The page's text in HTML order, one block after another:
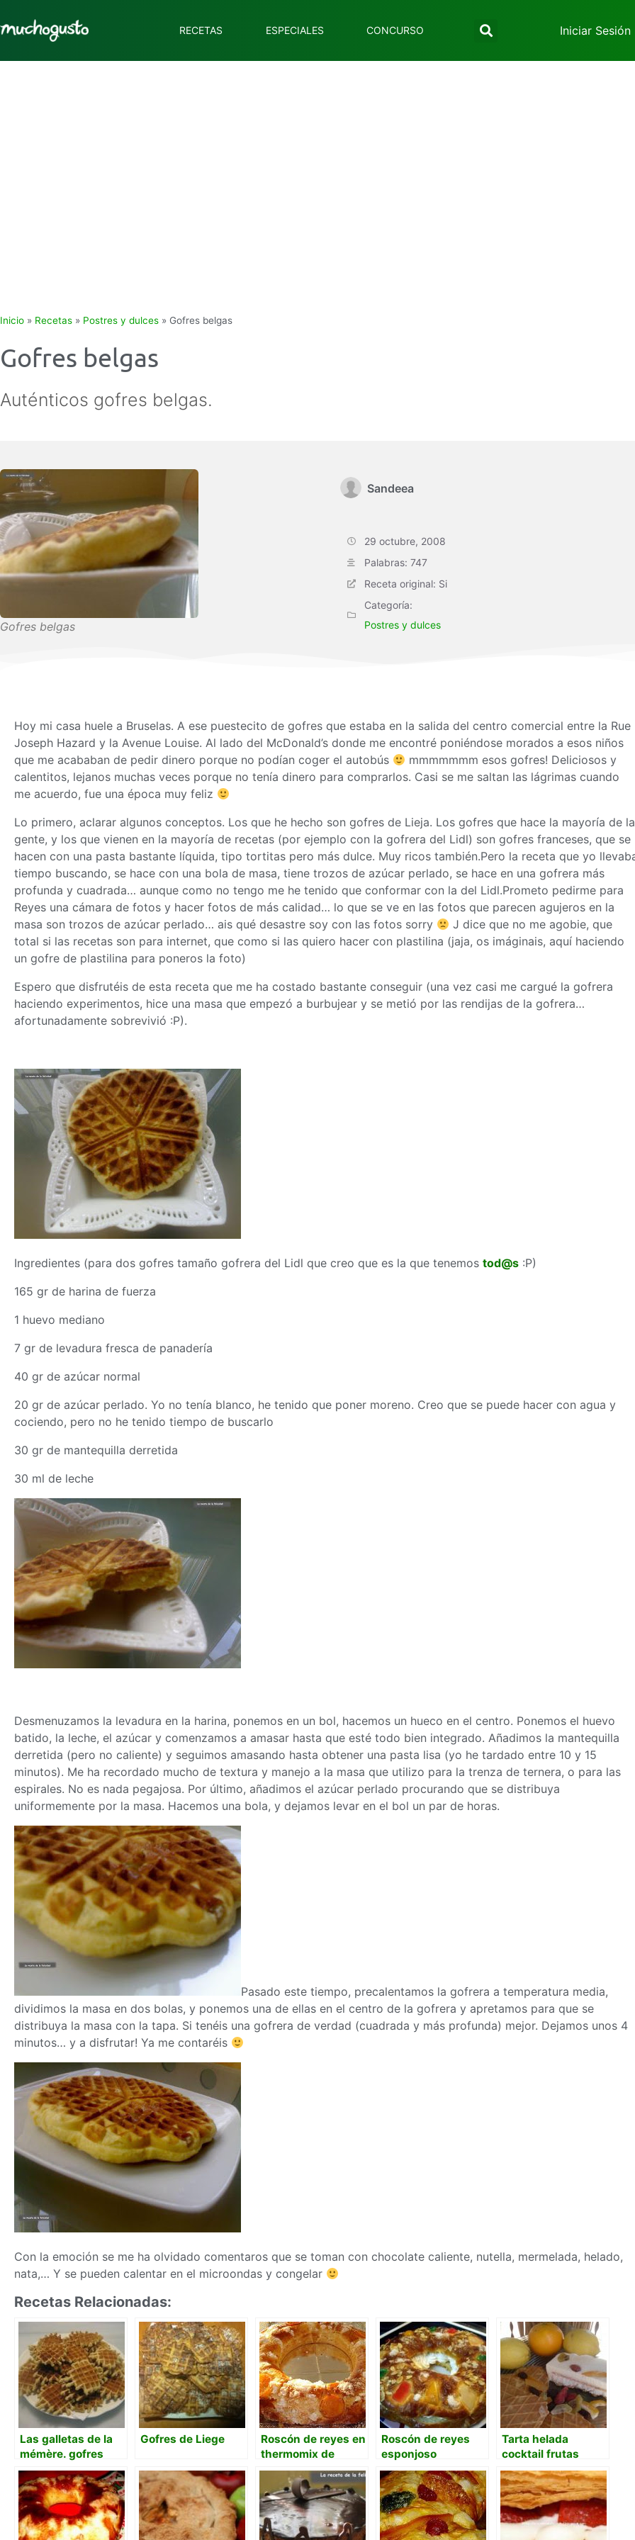
RECETAS ESPECIALES CONCURSO Iniciar Sesión
Inicio » Recetas » Postres y dulces » Gofres belgas
Gofres belgas
Auténticos gofres belgas.
Gofres belgas
Sandeea
29 octubre, 2008
Palabras: 747
Receta original: Si
Categoría:
Postres y dulces
Hoy mi casa huele a Bruselas. A ese puestecito de gofres que estaba en la salida del centro comercial entre la Rue
Joseph Hazard y la Avenue Louise. Al lado del McDonald’s donde me encontré poniéndose morados a esos niños
que me acababan de pedir dinero porque no podían coger el autobús
mmmmmmm esos gofres! Deliciosos y
calentitos, lejanos muchas veces porque no tenía dinero para comprarlos. Casi se me saltan las lágrimas cuando
me acuerdo, fue una época muy feliz
Lo primero, aclarar algunos conceptos. Los que he hecho son gofres de Lieja. Los gofres que hace la mayoría de la
gente, y los que vienen en la mayoría de recetas (por ejemplo con la gofrera del Lidl) son gofres franceses, que se
hacen con una pasta bastante líquida, tipo tortitas pero más dulce. Muy ricos también.Pero la receta que yo
tiempo buscando, se hace con una bola de masa, tiene trozos de azúcar perlado, se hace en una gofrera más
profunda y cuadrada… aunque como no tengo me he tenido que conformar con la del Lidl.Prometo pedirme para
Reyes una cámara de fotos y hacer fotos de más calidad… lo que se ve en las fotos que parecen agujeros en la
masa son trozos de azúcar perlado… ais qué desastre soy con las fotos sorry
J dice que no me agobie, que
total si las recetas son para internet, que como si las quiero hacer con plastilina (jaja, os imáginais, aquí haciendo
un gofre de plastilina para poneros la foto)
Espero que disfrutéis de esta receta que me ha costado bastante conseguir (una vez casi me cargué la gofrera
haciendo experimentos, hice una masa que empezó a burbujear y se metió por las rendijas de la gofrera…
afortunadamente sobrevivió :P).
Ingredientes (para dos gofres tamaño gofrera del Lidl que creo que es la que tenemos tod@s :P)
165 gr de harina de fuerza
1 huevo mediano
7 gr de levadura fresca de panadería
40 gr de azúcar normal
20 gr de azúcar perlado. Yo no tenía blanco, he tenido que poner moreno. Creo que se puede hacer con agua y
cociendo, pero no he tenido tiempo de buscarlo
30 gr de mantequilla derretida
30 ml de leche
Desmenuzamos la levadura en la harina, ponemos en un bol, hacemos un hueco en el centro. Ponemos el huevo
batido, la leche, el azúcar y comenzamos a amasar hasta que esté todo bien integrado. Añadimos la mantequilla
derretida (pero no caliente) y seguimos amasando hasta obtener una pasta lisa (yo he tardado entre 10 y 15
minutos). Me ha recordado mucho de textura y manejo a la masa que utilizo para la trenza de ternera, o para las
espirales. No es nada pegajosa. Por último, añadimos el azúcar perlado procurando que se distribuya
uniformemente por la masa. Hacemos una bola, y dejamos levar en el bol un par de horas.
Pasado este tiempo, precalentamos la gofrera a temperatura media,
dividimos la masa en dos bolas, y ponemos una de ellas en el centro de la gofrera y apretamos para que se
distribuya la masa con la tapa. Si tenéis una gofrera de verdad (cuadrada y más profunda) mejor. Dejamos unos 4
minutos… y a disfrutar! Ya me contaréis
Con la emoción se me ha olvidado comentaros que se toman con chocolate caliente, nutella, mermelada, helado,
nata,… Y se pueden calentar en el microondas y congelar
Recetas Relacionadas:
Las galletas de la
mémère. gofres
Gofres de Liege
Roscón de reyes en
thermomix de
Mafalda
Roscón de reyes
esponjoso
Tarta helada
cocktail frutas
deshidratadas con
galletas belgas